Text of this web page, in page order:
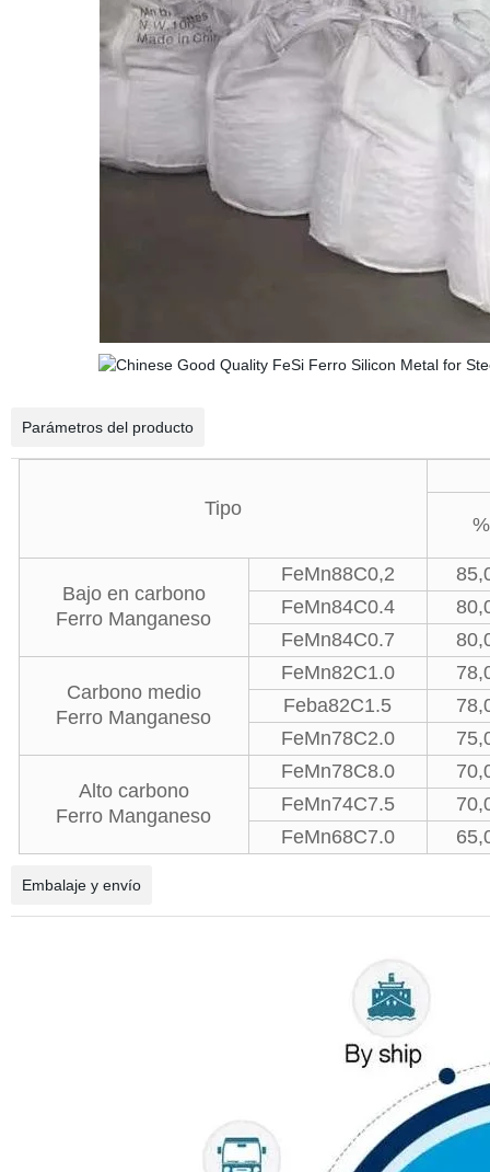
Parámetros del producto
Tipo
Bajo en carbono
Ferro Manganeso
FeMn88C0,2
FeMn84C0.4
FeMn84C0.7
Carbono medio
Ferro Manganeso
FeMn82C1.0
Feba82C1.5
FeMn78C2.0
Alto carbono
Ferro Manganeso
FeMn78C8.0
FeMn74C7.5
FeMn68C7.0
Embalaje y envío